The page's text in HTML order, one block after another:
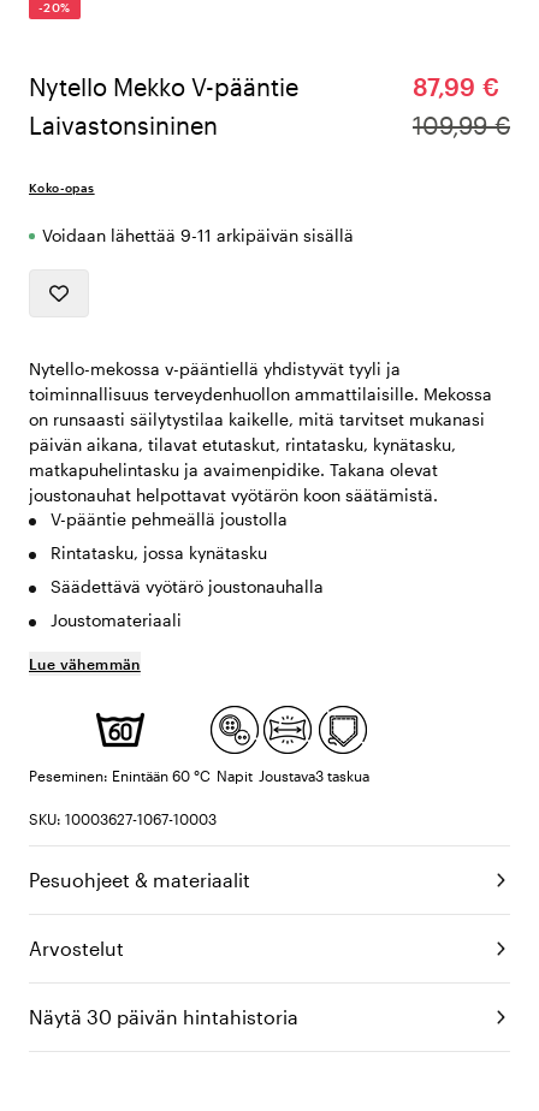
-20%
Nytello Mekko V-pääntie
Laivastonsininen
87,99 €
109,99 €
Koko-opas
Voidaan lähettää 9-11 arkipäivän sisällä
Nytello-mekossa v-pääntiellä yhdistyvät tyyli ja
toiminnallisuus terveydenhuollon ammattilaisille. Mekossa
on runsaasti säilytystilaa kaikelle, mitä tarvitset mukanasi
päivän aikana, tilavat etutaskut, rintatasku, kynätasku,
matkapuhelintasku ja avaimenpidike. Takana olevat
joustonauhat helpottavat vyötärön koon säätämistä.
V-pääntie pehmeällä joustolla
Rintatasku, jossa kynätasku
Säädettävä vyötärö joustonauhalla
Joustomateriaali
Lue vähemmän
Peseminen: Enintään 60 °C Napit Joustava3 taskua
SKU: 10003627-1067-10003
Pesuohjeet & materiaalit
Arvostelut
Näytä 30 päivän hintahistoria